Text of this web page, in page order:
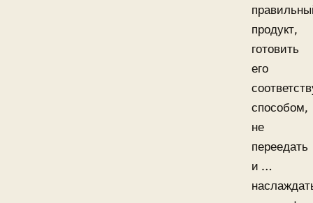
продукт,
готовить
его
способом,
не
переедать
и …